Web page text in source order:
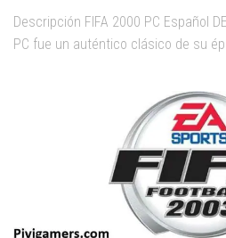
Descripción FIFA 2000 PC Español
PC fue un auténtico clásico de su